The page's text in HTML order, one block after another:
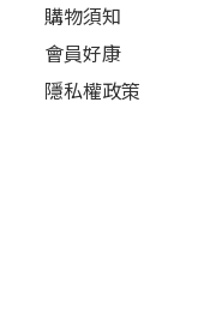
購物須知
會員好康
隱私權政策